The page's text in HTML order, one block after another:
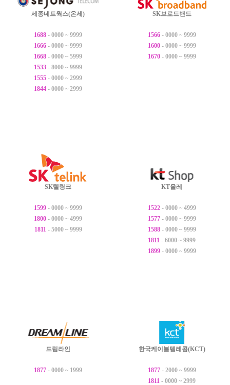
세종네트웍스(온세)
1688 - 0000 ~ 9999
1666 - 0000 ~ 9999
1668 - 0000 ~ 5999
1533 - 8000 ~ 9999
1555 - 0000 ~ 2999
1844 - 0000 ~ 2999
SK브로드밴드
1566- 0000 ~ 9999
1600- 0000 ~ 9999
1670- 0000 ~ 9999
SK텔링크
1599 - 0000 ~ 9999
1800 - 0000 ~ 4999
1811- 5000 ~ 9999
KT올레
1522- 0000 ~ 4999
1577- 0000 ~ 9999
1588- 0000 ~ 9999
1811 - 6000 ~ 9999
1899- 0000 ~ 9999
드림라인
1877 - 0000 ~ 1999
한국케이블텔레콤(KCT)
1877- 2000 ~ 9999
1811 - 0000 ~ 2999